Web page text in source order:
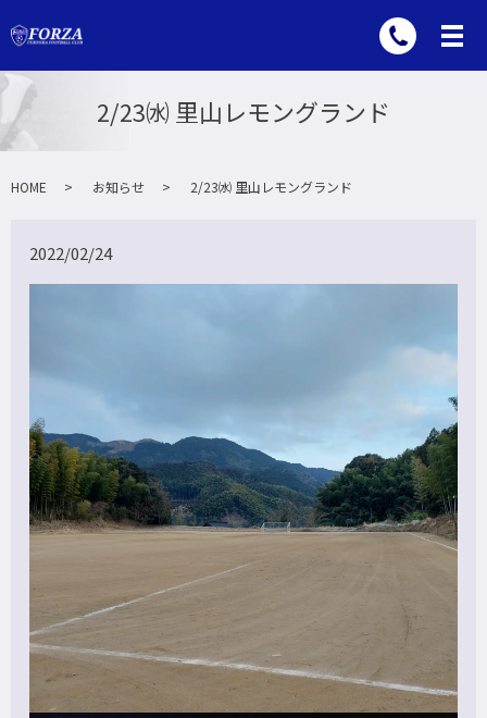
2/23㈬ 里山レモングランド
HOME お知らせ 2/23㈬ 里山レモングランド
2022/02/24